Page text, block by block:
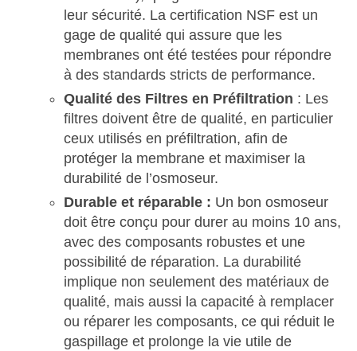
leur sécurité. La certification NSF est un
gage de qualité qui assure que les
membranes ont été testées pour répondre
à des standards stricts de performance.
Qualité des Filtres en Préfiltration : Les
filtres doivent être de qualité, en particulier
ceux utilisés en préfiltration, afin de
protéger la membrane et maximiser la
durabilité de l’osmoseur.
Durable et réparable : Un bon osmoseur
doit être conçu pour durer au moins 10 ans,
avec des composants robustes et une
possibilité de réparation. La durabilité
implique non seulement des matériaux de
qualité, mais aussi la capacité à remplacer
ou réparer les composants, ce qui réduit le
gaspillage et prolonge la vie utile de